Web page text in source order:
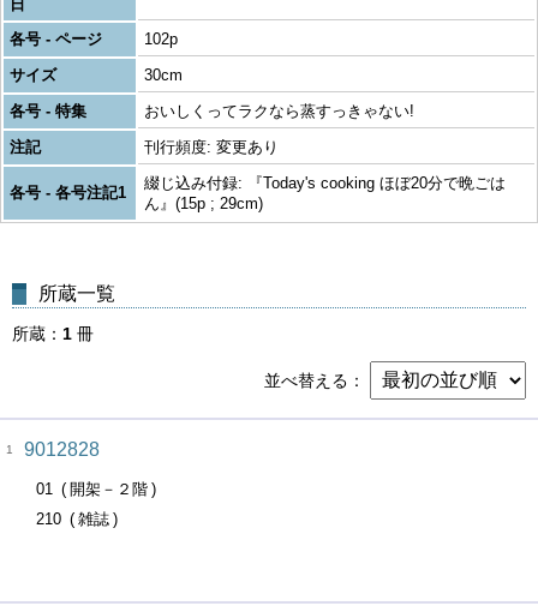
日
各号 - ページ
102p
サイズ
30cm
各号 - 特集
おいしくってラクなら蒸すっきゃない!
注記
刊行頻度: 変更あり
各号 - 各号注記1
綴じ込み付録: 『Today's cooking ほぼ20分で晩ごは
ん』(15p ; 29cm)
所蔵一覧
所蔵 1 冊
並べ替える
1 9012828
01
開架－２階
210
雑誌